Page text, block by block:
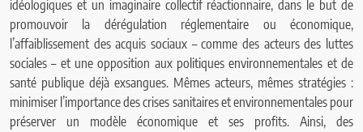
idéologiques et un imaginaire collectif réactionnaire, dans le but de
promouvoir la dérégulation réglementaire ou économique,
l’affaiblissement des acquis sociaux – comme des acteurs des luttes
sociales – et une opposition aux politiques environnementales et de
santé publique déjà exsangues. Mêmes acteurs, mêmes stratégies :
minimiser l’importance des crises sanitaires et environnementales pour
préserver un modèle économique et ses profits. Ainsi, des